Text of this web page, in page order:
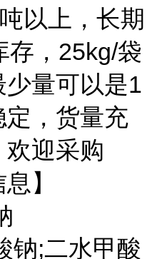
以上，长期
存，25kg/袋
量可以是1
，货量充
欢迎采购
】
钠;二水甲酸